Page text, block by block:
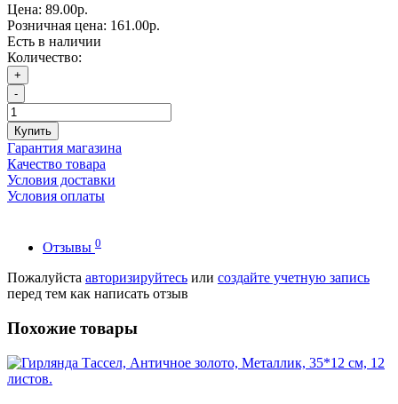
Цена: 89.00р.
Розничная цена: 161.00р.
Есть в наличии
Количество:
+
-
Купить
Гарантия магазина
Качество товара
Условия доставки
Условия оплаты
Отзывы 0
Пожалуйста авторизируйтесь или создайте учетную запись
перед тем как написать отзыв
Похожие товары